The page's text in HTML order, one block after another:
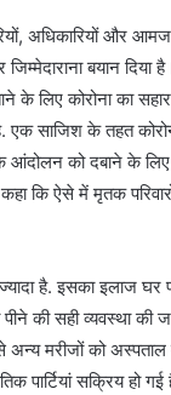
अधिकारियों और
बयान दिया
के लिए कोरोना का
एक साजिश के तहत
आंदोलन को दबाने के
कि ऐसे में मृतक
है. इसका इलाज
की सही व्यवस्था की
मरीजों को अस्पताल
सक्रिय हो गई